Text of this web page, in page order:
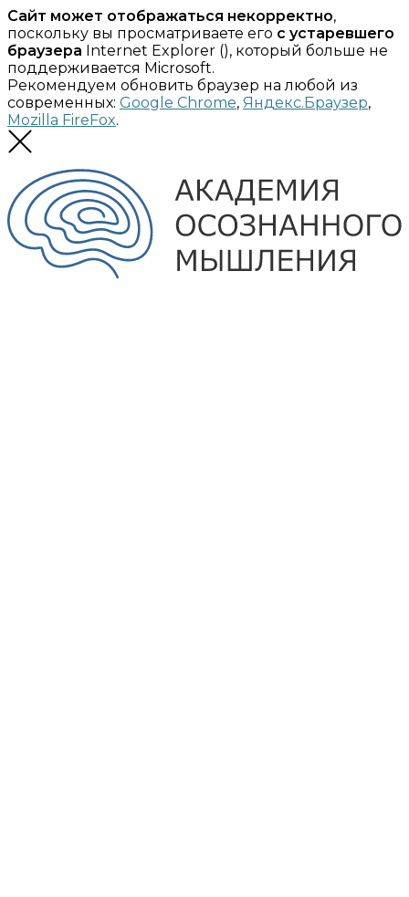
Сайт может отображаться некорректно,
поскольку вы просматриваете его с устаревшего
браузера Internet Explorer (), который больше не
поддерживается Microsoft.
Рекомендуем обновить браузер на любой из
современных: Google Chrome, Яндекс.Браузер,
Mozilla FireFox.